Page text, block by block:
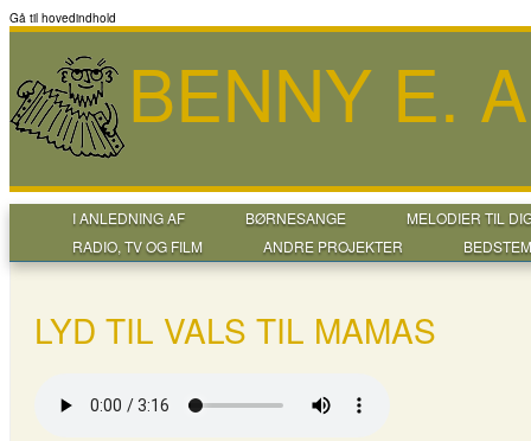
Gå til hovedindhold
BENNY E.
I ANLEDNING AF BØRNESANGE
MELODIER TIL
RADIO, TV OG FILM
ANDRE PROJEKTER
LYD TIL VALS TIL MAMAS